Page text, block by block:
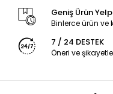
Geniş Ürün
Binlerce ürün
7 / 24 DESTEK
Öneri ve